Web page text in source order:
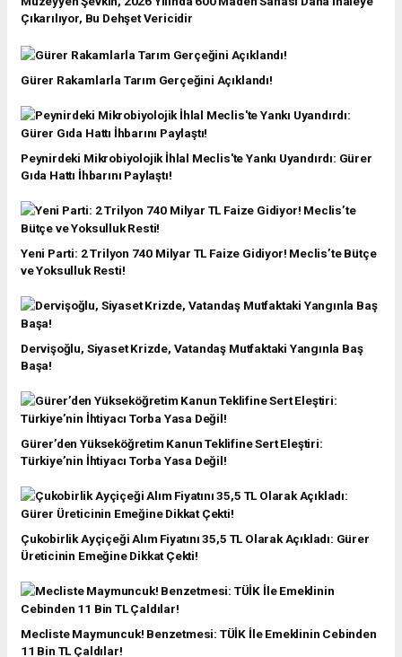
Çıkarılıyor, Bu Dehşet Vericidir
Gürer Rakamlarla Tarım Gerçeğini Açıklandı!
Peynirdeki Mikrobiyolojik İhlal Meclis'te Yankı Uyandırdı: Gürer
Gıda Hattı İhbarını Paylaştı!
Yeni Parti: 2 Trilyon 740 Milyar TL Faize Gidiyor! Meclis’te Bütçe
ve Yoksulluk Resti!
Dervişoğlu, Siyaset Krizde, Vatandaş Mutfaktaki Yangınla Baş
Başa!
Gürer’den Yükseköğretim Kanun Teklifine Sert Eleştiri:
Türkiye’nin İhtiyacı Torba Yasa Değil!
Çukobirlik Ayçiçeği Alım Fiyatını 35,5 TL Olarak Açıkladı: Gürer
Üreticinin Emeğine Dikkat Çekti!
Mecliste Maymuncuk! Benzetmesi: TÜİK İle Emeklinin Cebinden
11 Bin TL Çaldılar!